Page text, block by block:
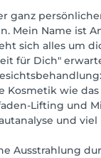
ganz
Mein Name ist
sich alles um
für Dich"
Kosmetik wie das
Lifting und
und viel
Ausstrahlung